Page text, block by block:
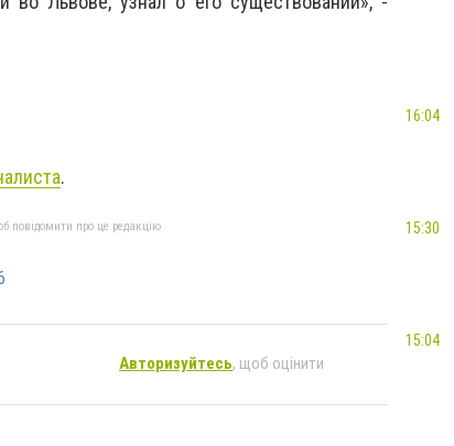
.
повідомити про це редакцію
Авторизуйтесь, щоб оцінити
16:04
15:30
15:04